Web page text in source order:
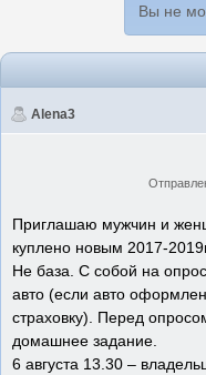
Вы не
Alena3
Приглашаю мужчин и
куплено новым 2017-
Не база. С собой на
авто (если авто
страховку). Перед
домашнее задание.
6 августа 13.30 –